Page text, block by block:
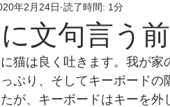
文句言う
年2月24日 読了時間: 1分
猫は良く吐きます。我が
ぷり、そしてキーボード
が、キーボードはキーを